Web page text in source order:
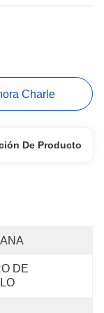
Charle
De Producto
DE